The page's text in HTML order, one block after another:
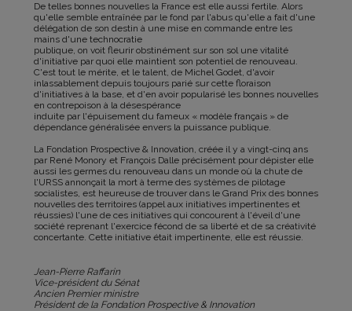
De telles bonnes nouvelles la France est elle aussi fertile. Alors
qu'elle semble entraînée par le fond par l'abus qu'elle a fait d'une
délégation de son destin à une mise en commande entre les
mains d'une technocratie
publique, on voit fleurir obstinément sur son sol une vitalité
d'initiative par quoi elle maintient son potentiel de renouveau.
C'est tout le mérite, et le talent, de Michel Godet, d'avoir
inlassablement depuis toujours parié sur cette floraison
d'initiatives à la base, et d'en avoir popularisé les bonnes nouvelles
en contrepoison à la désespérance
induite par l'épuisement du fameux « modèle français » de
dépendance généralisée envers la puissance publique.
La Fondation Prospective & Innovation, créée il y a vingt-cinq ans
par René Monory et François Dalle précisément pour dépister elle
aussi les germes du renouveau dans un monde où la chute de
l'URSS annonçait la mort à terme des systèmes de pilotage
socialistes, est heureuse de trouver dans le Grand Prix des bonnes
nouvelles des territoires (appel aux initiatives impertinentes et
réussies) l'une de ces initiatives qui concourent à l'éveil d'une
société reprenant l'exercice fécond de sa liberté et de sa créativité
concertante. Cette initiative était impertinente, elle est réussie.
Jean-Pierre Raffarin
Vice-président du Sénat
Ancien Premier ministre
Président de la Fondation Prospective & Innovation